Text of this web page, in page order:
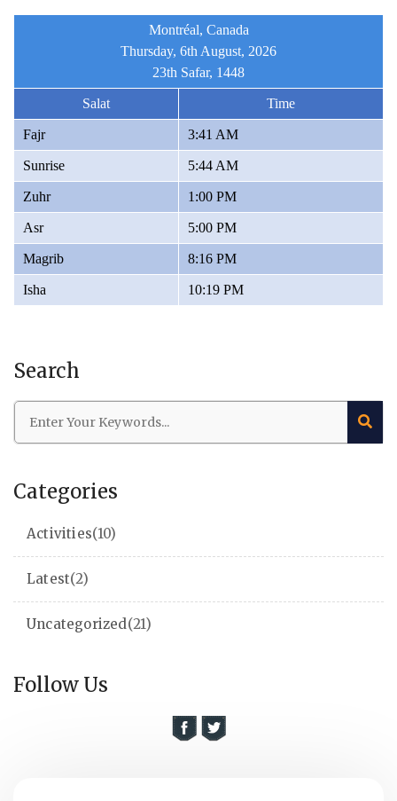
Montréal, Canada
Thursday, 6th August, 2026
23th Safar, 1448
Salat Time
Fajr 3:41 AM
Sunrise 5:44 AM
Zuhr 1:00 PM
Asr 5:00 PM
Magrib 8:16 PM
Isha 10:19 PM
Search
Categories
Activities(10)
Latest(2)
Uncategorized(21)
Follow Us